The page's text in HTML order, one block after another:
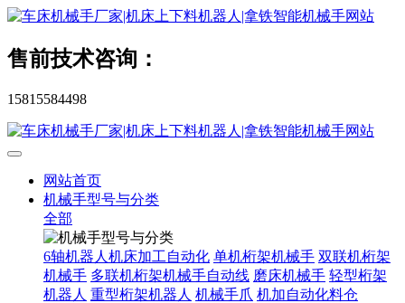
售前技术咨询：
15815584498
网站首页
机械手型号与分类
全部
6轴机器人机床加工自动化 单机桁架机械手 双联机桁架
机械手 多联机桁架机械手自动线 磨床机械手 轻型桁架
机器人 重型桁架机器人 机械手爪 机加自动化料仓